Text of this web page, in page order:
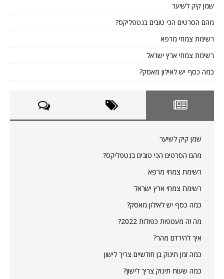
שמן קיק לשיער
מהם הסרטים הכי טובים בנטפליקס?
רשימת צמחי מרפא
רשימת צמחי ארץ ישראל
כמה כסף יש לאילון מאסק?
שמן קיק לשיער
מהם הסרטים הכי טובים בנטפליקס?
רשימת צמחי מרפא
רשימת צמחי ארץ ישראל
כמה כסף יש לאילון מאסק?
מה זה מעטפות כפולות 2022?
איך להירדם מהר?
כמה זמן תינוק בן חודשיים צריך לישון
כמה שעות תינוק צריך לישון?